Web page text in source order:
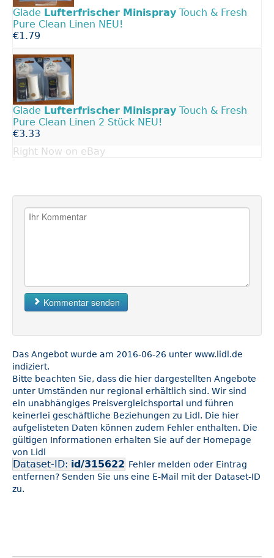
Glade Lufterfrischer Minispray Touch & Fresh
Pure Clean Linen NEU!
€1.79
Glade Lufterfrischer Minispray Touch & Fresh
Pure Clean Linen 2 Stück NEU!
€3.33
Right Now on eBay
Kommentar senden
Das Angebot wurde am 2016-06-26 unter www.lidl.de
indiziert.
Bitte beachten Sie, dass die hier dargestellten Angebote
unter Umständen nur regional erhältlich sind. Wir sind
ein unabhängiges Preisvergleichsportal und führen
keinerlei geschäftliche Beziehungen zu Lidl. Die hier
aufgelisteten Daten können zudem Fehler enthalten. Die
gültigen Informationen erhalten Sie auf der Homepage
von Lidl
Dataset-ID: id/315622 Fehler melden oder Eintrag
entfernen? Senden Sie uns eine E-Mail mit der Dataset-ID
zu.